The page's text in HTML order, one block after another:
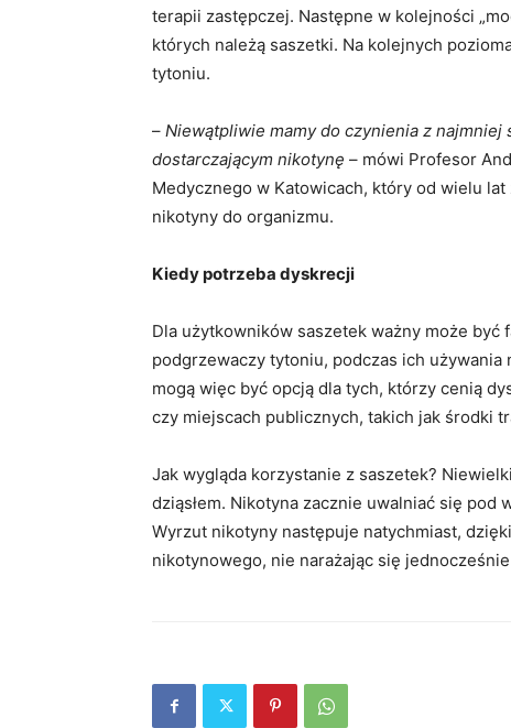
terapii zastępczej. Następne w kolejności
których należą saszetki. Na kolejnych
tytoniu.
– Niewątpliwie mamy do czynienia z
dostarczającym nikotynę – mówi Profesor
Medycznego w Katowicach, który od wielu
nikotyny do organizmu.
Kiedy potrzeba dyskrecji
Dla użytkowników saszetek ważny może
podgrzewaczy tytoniu, podczas ich
mogą więc być opcją dla tych, którzy cenią
czy miejscach publicznych, takich jak środki
Jak wygląda korzystanie z saszetek?
dziąsłem. Nikotyna zacznie uwalniać się pod
Wyrzut nikotyny następuje natychmiast,
nikotynowego, nie narażając się